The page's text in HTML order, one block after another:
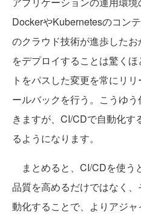
DockerやKubernetesのコン
のクラウド技術が進歩した
をデプロイすることは驚く
トをパスした変更を常にリ
ールバックを行う。こうゆ
きますが、CI/CDで自動化す
るようになります。
まとめると、CI/CDを使う
品質を高めるだけではなく
動化することで、よりアジ